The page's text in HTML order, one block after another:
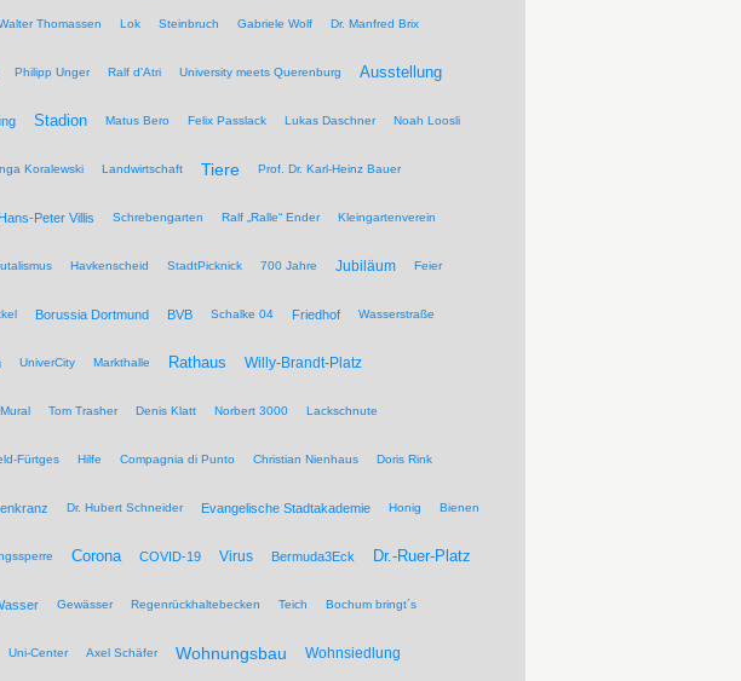
Thomassen Lok Steinbruch Gabriele Wolf Dr. Manfred Brix
Philipp Unger Ralf d'Atri University meets Querenburg Ausstellung
Stadion Matus Bero Felix Passlack Lukas Daschner Noah Loosli
Koralewski Landwirtschaft Tiere Prof. Dr. Karl-Heinz Bauer
Hans-Peter Villis Schrebengarten Ralf „Ralle“ Ender Kleingartenverein
Havkenscheid StadtPicknick 700 Jahre Jubiläum Feier
Borussia Dortmund BVB Schalke 04 Friedhof Wasserstraße
UniverCity Markthalle Rathaus Willy-Brandt-Platz
Mural Tom Trasher Denis Klatt Norbert 3000 Lackschnute
Fürtges Hilfe Compagnia di Punto Christian Nienhaus Doris Rink
Dr. Hubert Schneider Evangelische Stadtakademie Honig Bienen
Corona COVID-19 Virus Bermuda3Eck Dr.-Ruer-Platz
Gewässer Regenrückhaltebecken Teich Bochum bringt´s
Uni-Center Axel Schäfer Wohnungsbau Wohnsiedlung